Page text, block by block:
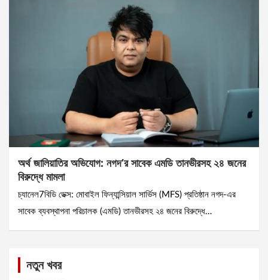
অর্থ জালিয়াতির অভিযোগ: নগদ’র সাবেক এমডি তানভীরসহ ২৪ জনের
বিরুদ্ধে মামলা
চ্যানেল7বিডি ডেক্স: মোবাইল ফিন্যান্সিয়াল সার্ভিস (MFS) প্রতিষ্ঠান নগদ-এর
সাবেক ব্যবস্থাপনা পরিচালক (এমডি) তানভীরসহ ২৪ জনের বিরুদ্ধে…
নতুন খবর